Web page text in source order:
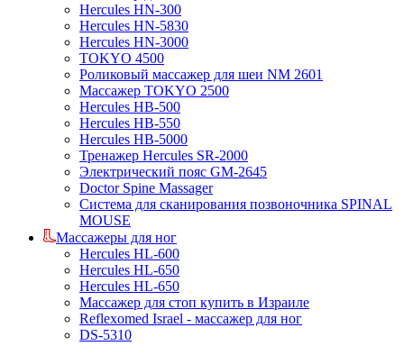
Hercules HN-300
Hercules HN-5830
Hercules HN-3000
TOKYO 4500
Роликовый массажер для шеи NM 2601
Массажер TOKYO 2500
Hercules HB-500
Hercules HB-550
Hercules HB-5000
Тренажер Hercules SR-2000
Электрический пояс GM-2645
Doctor Spine Massager
Система для сканирования позвоночника SPINAL
MOUSE
Массажеры для ног
Hercules HL-600
Hercules HL-650
Hercules HL-650
Массажер для стоп купить в Израиле
Reflexomed Israel - массажер для ног
DS-5310